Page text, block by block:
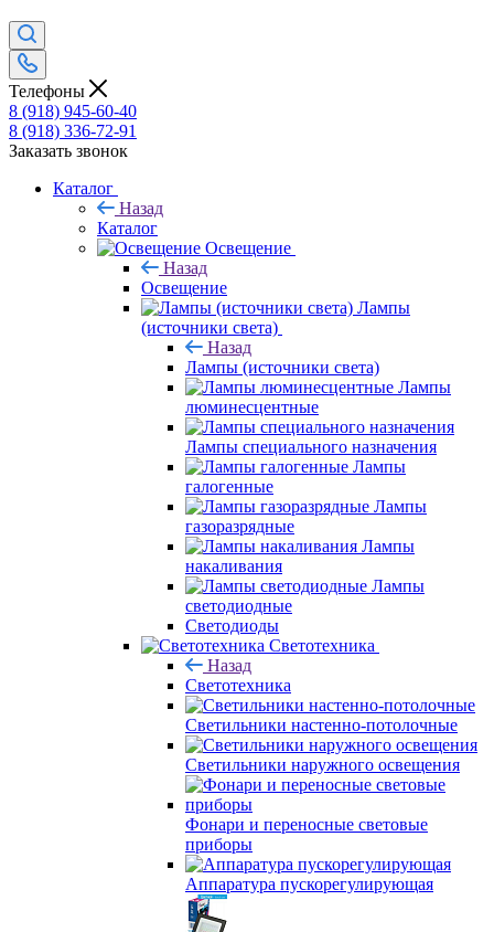
Телефоны
8 (918) 945-60-40
8 (918) 336-72-91
Заказать звонок
Каталог
Назад
Каталог
Освещение
Назад
Освещение
Лампы
(источники света)
Назад
Лампы (источники света)
Лампы
люминесцентные
Лампы специального назначения
Лампы
галогенные
Лампы
газоразрядные
Лампы
накаливания
Лампы
светодиодные
Светодиоды
Светотехника
Назад
Светотехника
Светильники настенно-потолочные
Светильники наружного освещения
Фонари и переносные световые
приборы
Аппаратура пускорегулирующая